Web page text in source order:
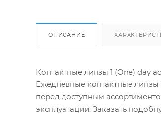
ОПИСАНИЕ
Контактные линзы 1 (One) day
Ежедневные контактные
перед доступным
эксплуатации. Заказать